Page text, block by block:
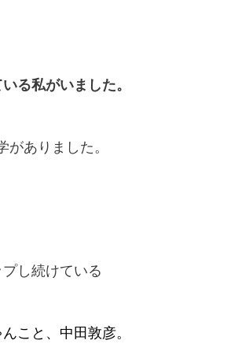
る私がいました。
ありました。
し続けている
こと、中田敦彦。